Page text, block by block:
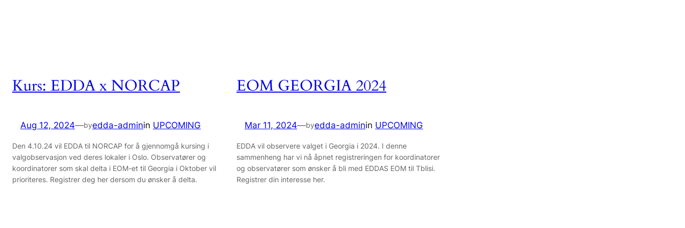
Kurs: EDDA x NORCAP
Aug 12, 2024—byedda-adminin UPCOMING
Den 4.10.24 vil EDDA til NORCAP for å gjennomgå kursing i
valgobservasjon ved deres lokaler i Oslo. Observatører og
koordinatorer som skal delta i EOM-et til Georgia i Oktober vil
prioriteres. Registrer deg her dersom du ønsker å delta.
EOM GEORGIA 2024
Mar 11, 2024—byedda-adminin UPCOMING
EDDA vil observere valget i Georgia i 2024. I denne
sammenheng har vi nå åpnet registreringen for koordinatorer
og observatører som ønsker å bli med EDDAS EOM til Tblisi.
Registrer din interesse her.